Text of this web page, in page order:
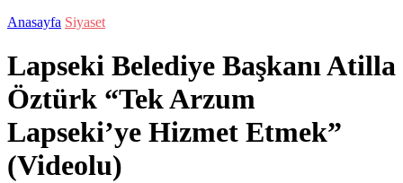
Anasayfa Siyaset
Lapseki Belediye Başkanı Atilla
Öztürk “Tek Arzum
Lapseki’ye Hizmet Etmek”
(Videolu)